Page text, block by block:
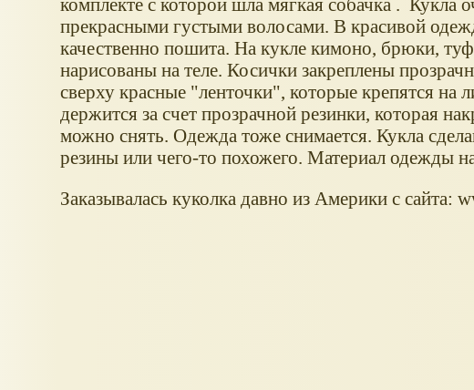
прекрасными густыми волосами. В красивой
качественно пошита. На кукле кимоно, брюки,
нарисованы на теле. Косички закреплены
сверху красные "ленточки", которые крепятся на
держится за счет прозрачной резинки, которая
можно снять. Одежда тоже снимается. Кукла
резины или чего-то похожего. Материал одежды
Заказывалась куколка давно из Америки с сайта: